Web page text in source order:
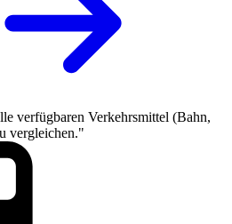
verfügbaren Verkehrsmittel (Bahn,
vergleichen."